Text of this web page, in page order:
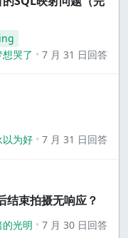
哭了
7 月 31 日回答
以为好 7 月 31 日回答
结束拍摄无响应？
的光明 7 月 30 日回答